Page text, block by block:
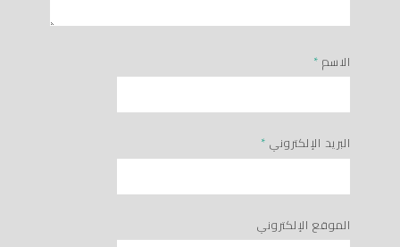
الاسم *
البريد الإلكتروني *
الموقع الإلكتروني